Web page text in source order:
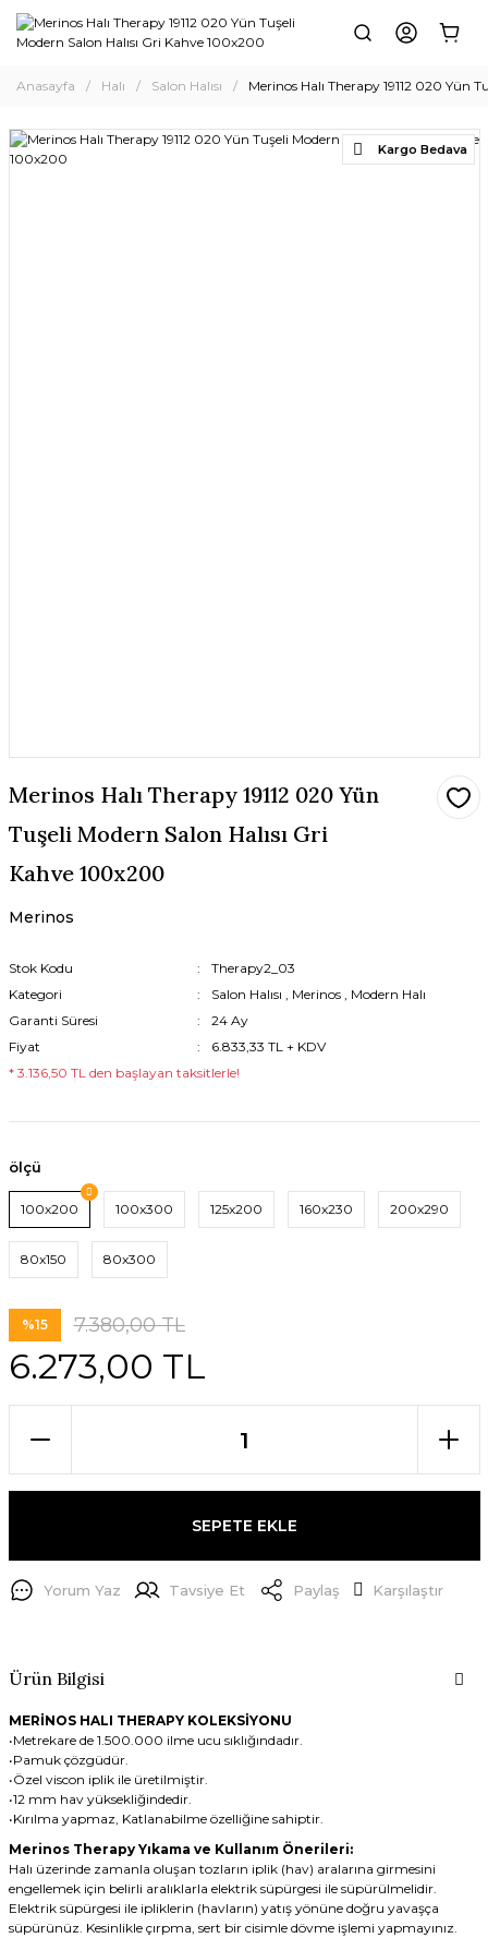
Anasayfa Halı Salon Halısı Merinos Halı Therapy 19112 020 Yün
Kargo Bedava
Merinos Halı Therapy 19112 020 Yün
Tuşeli Modern Salon Halısı Gri
Kahve 100x200
Merinos
Stok Kodu
Therapy2_03
Kategori
Salon Halısı , Merinos , Modern Halı
Garanti Süresi
24 Ay
Fiyat
6.833,33 TL + KDV
* 3.136,50 TL den başlayan taksitlerle!
ölçü
100x200 100x300 125x200 160x230 200x290
80x150 80x300
%15 7.380,00 TL
6.273,00 TL
SEPETE EKLE
Yorum Yaz Tavsiye Et Paylaş Karşılaştır
Ürün Bilgisi
MERİNOS HALI THERAPY KOLEKSİYONU
•Metrekare de 1.500.000 ilme ucu sıklığındadır.
•Pamuk çözgüdür.
•Özel viscon iplik ile üretilmiştir.
•12 mm hav yüksekliğindedir.
•Kırılma yapmaz, Katlanabilme özelliğine sahiptir.
Merinos Therapy Yıkama ve Kullanım Önerileri:
Halı üzerinde zamanla oluşan tozların iplik (hav) aralarına girmesini
engellemek için belirli aralıklarla elektrik süpürgesi ile süpürülmelidir.
Elektrik süpürgesi ile ipliklerin (havların) yatış yönüne doğru yavaşça
süpürünüz. Kesinlikle çırpma, sert bir cisimle dövme işlemi yapmayınız.